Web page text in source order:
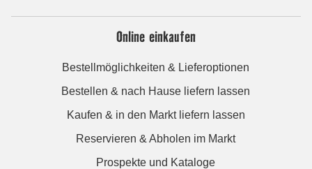
Online einkaufen
Bestellmöglichkeiten & Lieferoptionen
Bestellen & nach Hause liefern lassen
Kaufen & in den Markt liefern lassen
Reservieren & Abholen im Markt
Prospekte und Kataloge